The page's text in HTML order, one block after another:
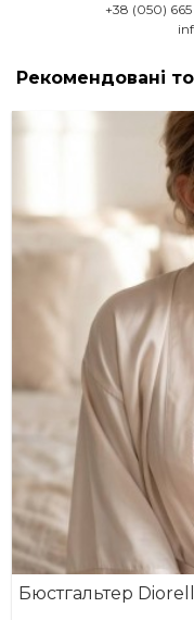
+38 (050) 665
Рекомендовані
Бюстгальтер